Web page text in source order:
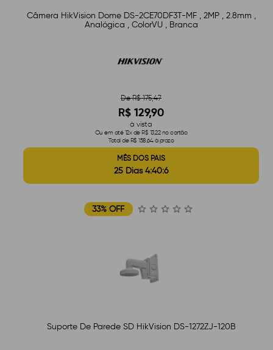
Câmera HikVision Dome DS-2CE70DF3T-MF , 2MP , 2.8mm ,
Analógica , ColorVU , Branca
De R$ 175,47
R$ 129,90
à vista
Ou em até 12x de R$ 13,22 no cartão
Total de R$ 158,64 à prazo
MÊS DOS PAIS
25 Dias 4:40:5
33% OFF
Suporte De Parede SD HikVision DS-1272ZJ-120B